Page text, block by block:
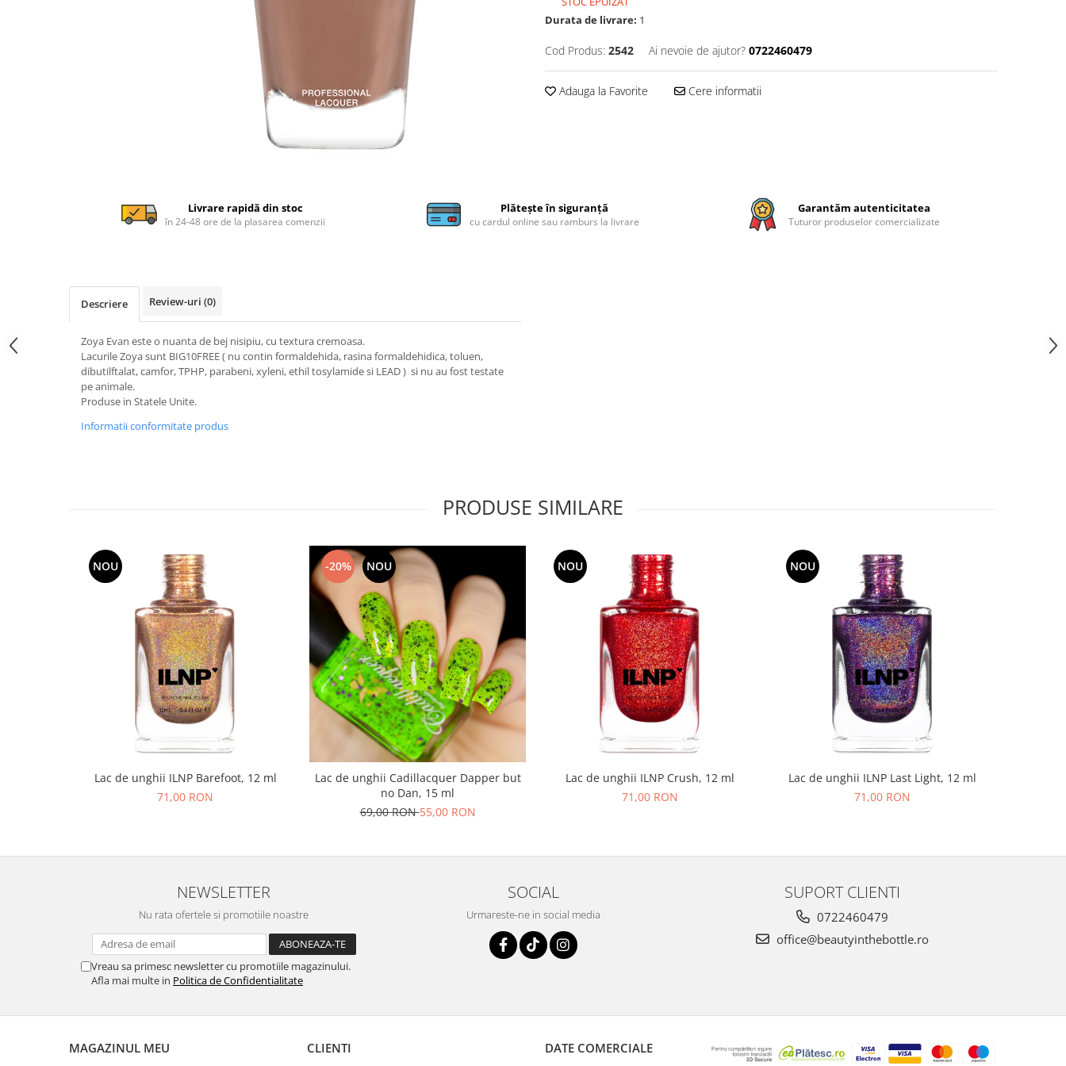
Durata de livrare: 1
Cod Produs: 2542 Ai nevoie de ajutor? 0722460479
Adauga la Favorite Cere informatii
Livrare rapidă din stoc
în 24-48 ore de la plasarea comenzii
Plătește în siguranță
cu cardul online sau ramburs la livrare
Garantăm autenticitatea
Tuturor produselor comercializate
Descriere Review-uri (0)
Zoya Evan este o nuanta de bej nisipiu, cu textura cremoasa.
Lacurile Zoya sunt BIG10FREE ( nu contin formaldehida, rasina formaldehidica, toluen,
dibutilftalat, camfor, TPHP, parabeni, xyleni, ethil tosylamide si LEAD ) si nu au fost testate
pe animale.
Produse in Statele Unite.
Informatii conformitate produs
PRODUSE SIMILARE
NOU
Lac de unghii ILNP Barefoot, 12 ml
71,00 RON
-20% NOU
Lac de unghii Cadillacquer Dapper but
no Dan, 15 ml
69,00 RON55,00 RON
NOU
Lac de unghii ILNP Crush, 12 ml
71,00 RON
NOU
Lac de unghii ILNP Last Light, 12 ml
71,00 RON
NEWSLETTER
Nu rata ofertele si promotiile noastre
Vreau sa primesc newsletter cu promotiile magazinului.
Afla mai multe in Politica de Confidentialitate
SOCIAL
Urmareste-ne in social media
SUPORT CLIENTI
0722460479
office@beautyinthebottle.ro
MAGAZINUL MEU CLIENTI DATE COMERCIALE